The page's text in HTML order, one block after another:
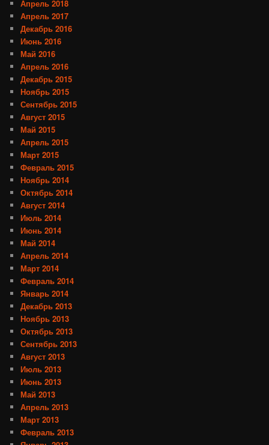
Апрель 2018
Апрель 2017
Декабрь 2016
Июнь 2016
Май 2016
Апрель 2016
Декабрь 2015
Ноябрь 2015
Сентябрь 2015
Август 2015
Май 2015
Апрель 2015
Март 2015
Февраль 2015
Ноябрь 2014
Октябрь 2014
Август 2014
Июль 2014
Июнь 2014
Май 2014
Апрель 2014
Март 2014
Февраль 2014
Январь 2014
Декабрь 2013
Ноябрь 2013
Октябрь 2013
Сентябрь 2013
Август 2013
Июль 2013
Июнь 2013
Май 2013
Апрель 2013
Март 2013
Февраль 2013